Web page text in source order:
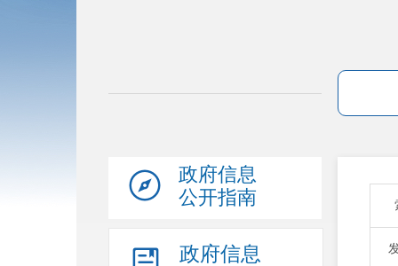
政府信息
公开指南
政府信息